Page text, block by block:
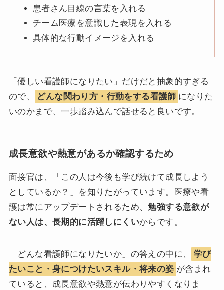
患者さん目線の言葉を入れる
チーム医療を意識した表現を入れる
具体的な行動イメージを入れる
「優しい看護師になりたい」だけだと抽象的すぎる
ので、
どんな関わり方・行動をする看護師 になりた
いのかまで、一歩踏み込んで話せると良いです。
成長意欲や熱意があるか確認するため
面接官は、「この人は今後も学び続けて成長しよう
としているか？」を知りたがっています。医療や看
護は常にアップデートされるため、勉強する意欲が
ない人は、長期的に活躍しにくいからです。
「どんな看護師になりたいか」の答えの中に、
学び
たいこと・身につけたいスキル・将来の姿 が含まれ
ていると、成長意欲や熱意が伝わりやすくなりま